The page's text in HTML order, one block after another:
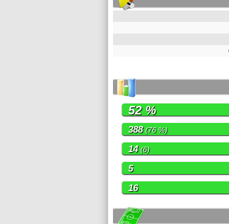
52 %
388(76 %)
14 (6)
5
16